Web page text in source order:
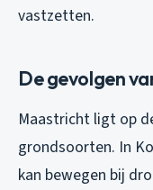
vastzetten.
De gevolgen
Maastricht ligt op
grondsoorten. In
kan bewegen bij